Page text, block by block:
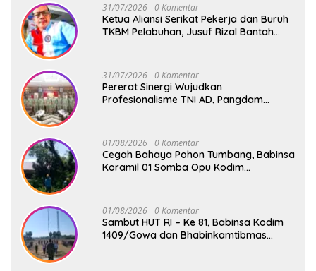
31/07/2026 0 Komentar
Ketua Aliansi Serikat Pekerja dan Buruh
TKBM Pelabuhan, Jusuf Rizal Bantah
31/07/2026 0 Komentar
Pererat Sinergi Wujudkan
Profesionalisme TNI AD, Pangdam
01/08/2026 0 Komentar
Cegah Bahaya Pohon Tumbang, Babinsa
Koramil 01 Somba Opu Kodim
Baddo
01/08/2026 0 Komentar
Sambut HUT RI – Ke 81, Babinsa Kodim
1409/Gowa dan Bhabinkamtibmas